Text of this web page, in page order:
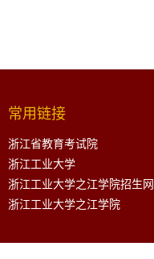
常用链接
浙江省教育考试院
浙江工业大学
浙江工业大学之江学院招生网
浙江工业大学之江学院